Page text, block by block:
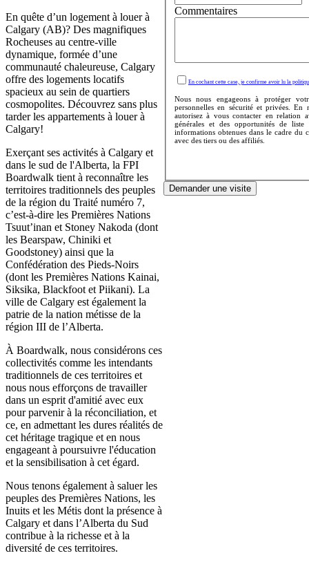
En quête d’un logement à louer à
Calgary (AB)? Des magnifiques
Rocheuses au centre-ville
dynamique, formée d’une
communauté chaleureuse, Calgary
offre des logements locatifs
spacieux au sein de quartiers
cosmopolites. Découvrez sans plus
tarder les appartements à louer à
Calgary!
Exerçant ses activités à Calgary et
dans le sud de l'Alberta, la FPI
Boardwalk tient à reconnaître les
territoires traditionnels des peuples
de la région du Traité numéro 7,
c’est-à-dire les Premières Nations
Tsuut’inan et Stoney Nakoda (dont
les Bearspaw, Chiniki et
Goodstoney) ainsi que la
Confédération des Pieds-Noirs
(dont les Premières Nations Kainai,
Siksika, Blackfoot et Piikani). La
ville de Calgary est également la
patrie de la nation métisse de la
région III de l’Alberta.
À Boardwalk, nous considérons ces
collectivités comme les intendants
traditionnels de ces territoires et
nous nous efforçons de travailler
dans un esprit d'amitié avec eux
pour parvenir à la réconciliation, et
ce, en admettant les dures réalités de
cet héritage tragique et en nous
engageant à poursuivre l'éducation
et la sensibilisation à cet égard.
Nous tenons également à saluer les
peuples des Premières Nations, les
Inuits et les Métis dont la présence à
Calgary et dans l’Alberta du Sud
contribue à la richesse et à la
diversité de ces territoires.
Commentaires
En cochant cette case, je confirme avoir lu la
Nous nous engageons à protéger
personnelles en sécurité et privées.
autorisez à vous contacter en relation
générales et des opportunités de
informations obtenues dans le cadre du
avec des tiers ou des affiliés.
Demander une visite